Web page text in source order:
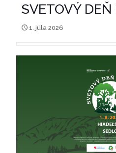
SVETOVÝ
1. júla 2026